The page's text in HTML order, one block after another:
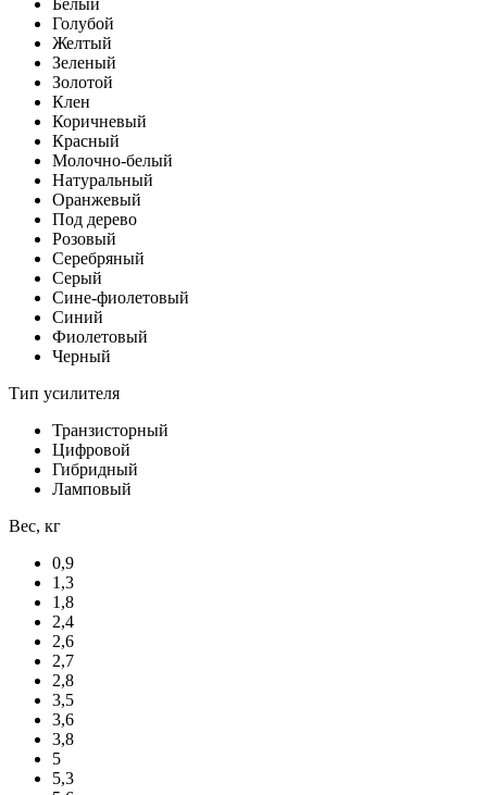
Голубой
Желтый
Зеленый
Золотой
Клен
Коричневый
Красный
Молочно-белый
Натуральный
Оранжевый
Под дерево
Розовый
Серебряный
Серый
Сине-фиолетовый
Синий
Фиолетовый
Черный
Тип усилителя
Транзисторный
Цифровой
Гибридный
Ламповый
Вес, кг
0,9
1,3
1,8
2,4
2,6
2,7
2,8
3,5
3,6
3,8
5
5,3